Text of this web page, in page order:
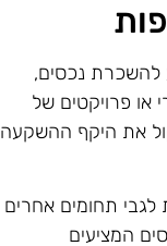
להשכרת נכסים,
פרויקטים של
את היקף ההשקעה
לגבי תחומים אחרים
המציעים